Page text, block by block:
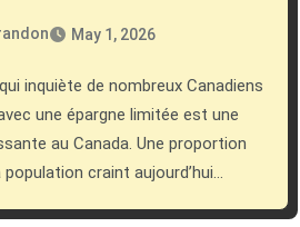
May 1, 2026
une épargne limitée est une
au Canada. Une proportion
craint aujourd’hui…